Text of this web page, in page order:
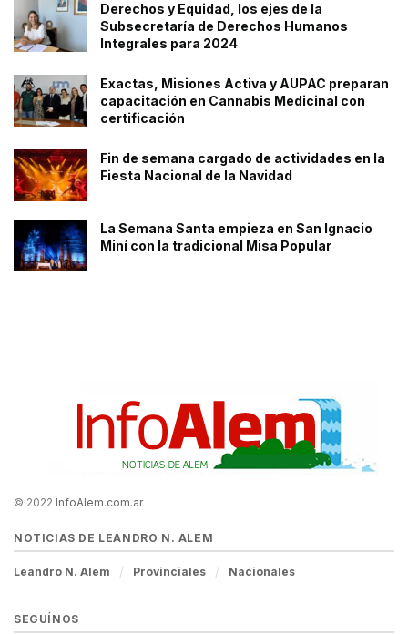
Derechos y Equidad, los ejes de la
Subsecretaría de Derechos Humanos
Integrales para 2024
Exactas, Misiones Activa y AUPAC preparan
capacitación en Cannabis Medicinal con
certificación
Fin de semana cargado de actividades en la
Fiesta Nacional de la Navidad
La Semana Santa empieza en San Ignacio
Miní con la tradicional Misa Popular
© 2022 InfoAlem.com.ar
NOTICIAS DE LEANDRO N. ALEM
Leandro N. Alem Provinciales Nacionales
SEGUÍNOS